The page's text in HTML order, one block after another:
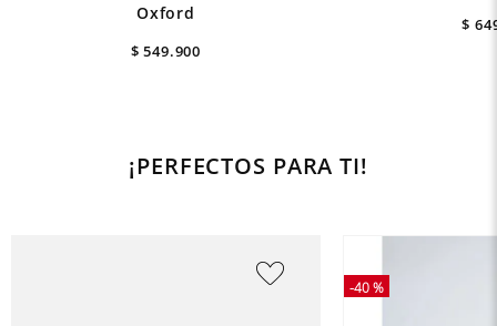
Oxford
$ 549.900
$
¡PERFECTOS PARA TI!
-40 %